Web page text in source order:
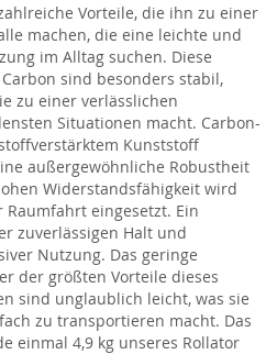
Vorteile, die ihn zu einer
machen, die eine leichte und
im Alltag suchen. Diese
sind besonders stabil,
zu einer verlässlichen
Situationen macht. Carbon-
Kunststoff
außergewöhnliche Robustheit
Widerstandsfähigkeit wird
eingesetzt. Ein
zuverlässigen Halt und
Nutzung. Das geringe
der größten Vorteile dieses
sind unglaublich leicht, was sie
zu transportieren macht. Das
einmal 4,9 kg unseres Rollator